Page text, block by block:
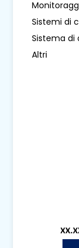
Sistemi di
Sistema di
Altri